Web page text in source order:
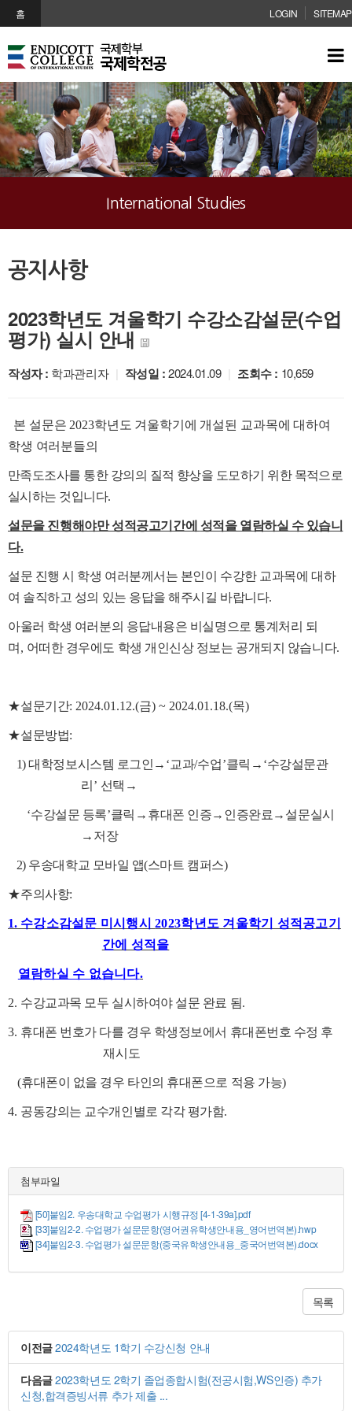
홈 LOGIN SITEMAP
International Studies
공지사항
2023학년도 겨울학기 수강소감설문(수업
평가) 실시 안내
작성자 : 학과관리자 작성일 :2024.01.09 조회수 : 10,659
본 설문은 2023학년도 겨울학기에 개설된 교과목에 대하여
학생 여러분들의
만족도조사를 통한 강의의 질적 향상을 도모하기 위한 목적으로
실시하는 것입니다.
설문을 진행해야만 성적공고기간에 성적을 열람하실 수 있습니
다.
설문 진행 시 학생 여러분께서는 본인이 수강한 교과목에 대하
여 솔직하고 성의 있는 응답을 해주시길 바랍니다.
아울러 학생 여러분의 응답내용은 비실명으로 통계처리 되
며 , 어떠한 경우에도 학생 개인신상 정보는 공개되지 않습니다.
★설문기간: 2024.01.12.(금) ~ 2024.01.18.(목)
★설문방법:
1) 대학정보시스템 로그인 → ‘교과/수업’클릭 → ‘수강설문관
리 ’ 선택 →
‘수강설문 등록’클릭 → 휴대폰 인증→ 인증완료 → 설문실시
→ 저장
2) 우송대학교 모바일 앱(스마트 캠퍼스)
★주의사항:
1. 수강소감설문 미시행시2023학년도 겨울학기 성적공고기
간에 성적을
열람하실 수 없습니다.
2. 수강교과목 모두 실시하여야 설문 완료 됨.
3. 휴대폰 번호가 다를 경우 학생정보에서 휴대폰번호 수정 후
재시도
(휴대폰이 없을 경우 타인의 휴대폰으로 적용 가능)
4. 공동강의는 교수개인별로 각각 평가함.
첨부파일
[50]붙임2. 우송대학교 수업평가 시행규정 [4-1-39a].pdf
[33]붙임2-2. 수업평가 설문문항(영어권유학생안내용_영어번역본).hwp
[34]붙임2-3. 수업평가 설문문항(중국유학생안내용_중국어번역본).docx
목록
이전글2024학년도 1학기 수강신청 안내
다음글2023학년도 2학기 졸업종합시험(전공시험,WS인증) 추가
신청,합격증빙서류 추가 제출 ...